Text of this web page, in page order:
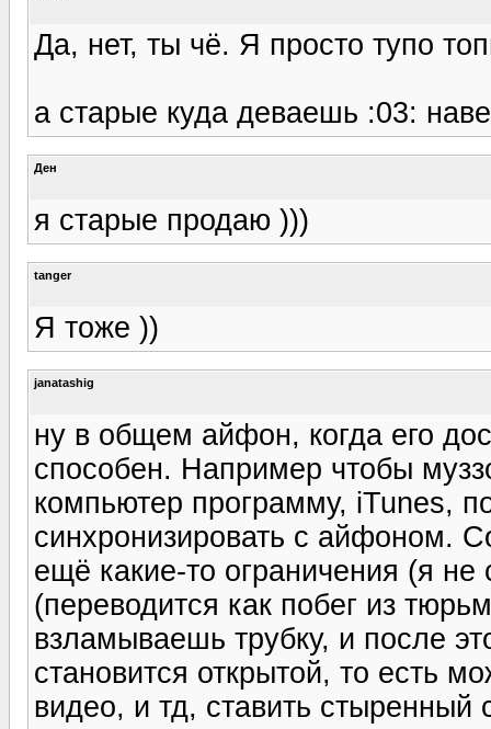
Да, нет, ты чё. Я просто тупо
а старые куда деваешь :03:
Ден
я старые продаю )))
tanger
Я тоже ))
janatashig
ну в общем айфон, когда его
способен. Например чтобы
компьютер программу, iTunes,
синхронизировать с айфоном.
ещё какие-то ограничения (я
(переводится как побег из
взламываешь трубку, и после
становится открытой, то есть
видео, и тд, ставить